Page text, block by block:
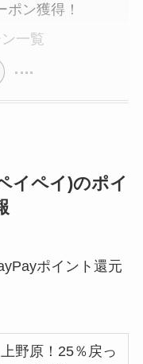
ン獲得！
一覧
イペイ)のポイ
ポイント還元
野原！25％戻っ